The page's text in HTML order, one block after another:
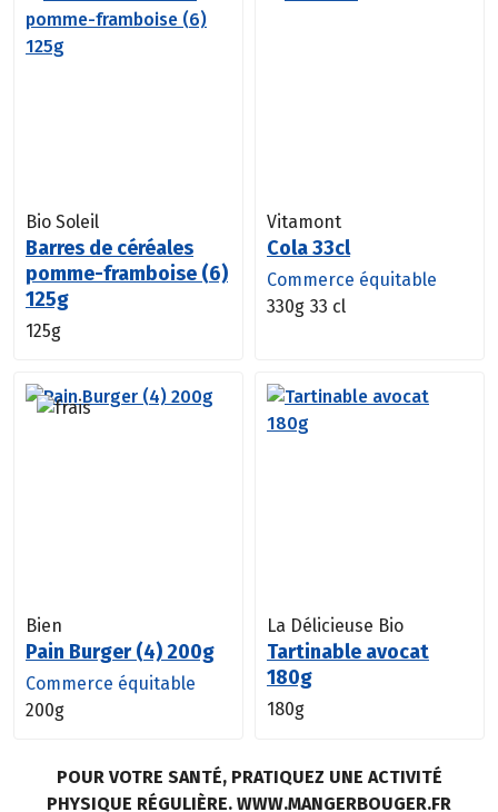
Bio Soleil
Barres de céréales
pomme-framboise (6)
125g
125g
Vitamont
Cola 33cl
Commerce équitable
330g 33 cl
Bien
Pain Burger (4) 200g
Commerce équitable
200g
La Délicieuse Bio
Tartinable avocat
180g
180g
POUR VOTRE SANTÉ, PRATIQUEZ UNE ACTIVITÉ
PHYSIQUE RÉGULIÈRE. WWW.MANGERBOUGER.FR